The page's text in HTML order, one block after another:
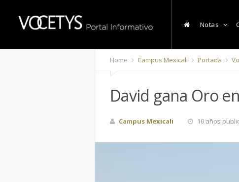
Notas
Home Campus Mexicali Portada
David gana Oro
Campus Mexicali 10 años